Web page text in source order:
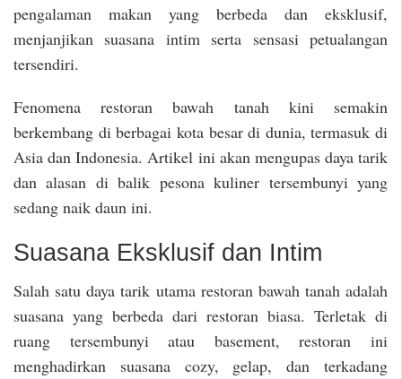
pengalaman makan yang berbeda dan eksklusif,
menjanjikan suasana intim serta sensasi petualangan
tersendiri.
Fenomena restoran bawah tanah kini semakin
berkembang di berbagai kota besar di dunia, termasuk di
Asia dan Indonesia. Artikel ini akan mengupas daya tarik
dan alasan di balik pesona kuliner tersembunyi yang
sedang naik daun ini.
Suasana Eksklusif dan Intim
Salah satu daya tarik utama restoran bawah tanah adalah
suasana yang berbeda dari restoran biasa. Terletak di
ruang tersembunyi atau basement, restoran ini
menghadirkan suasana cozy, gelap, dan terkadang